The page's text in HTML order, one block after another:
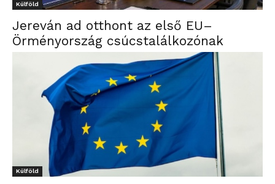
Külföld
Jereván ad otthont az első EU–
Örményország csúcstalálkozónak
Külföld